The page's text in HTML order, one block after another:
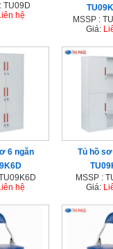
TU09D
hệ
MSSP :
Giá:
6 ngăn
hệ
Tủ hồ
MSSP :
Giá: